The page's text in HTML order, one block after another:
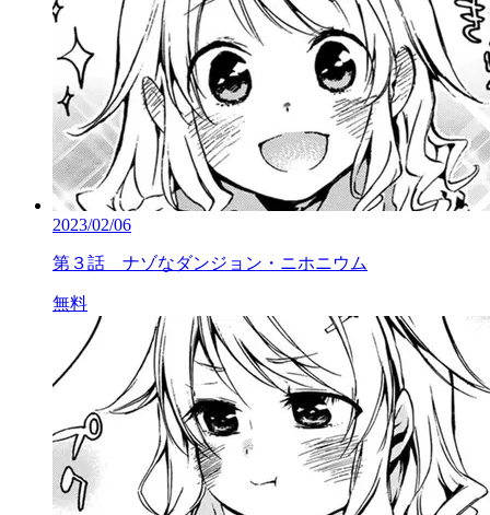
2023/02/06
第３話 ナゾなダンジョン・ニホニウム
無料